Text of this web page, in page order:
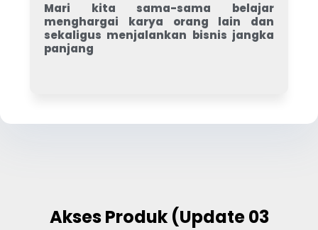
Mari kita sama-sama belajar
menghargai karya orang lain dan
sekaligus menjalankan bisnis jangka
panjang
Akses Produk (Update 03